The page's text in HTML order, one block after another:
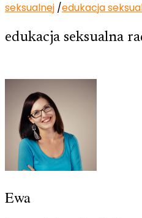
seksualnej /edukacja
edukacja seksualna
Ewa